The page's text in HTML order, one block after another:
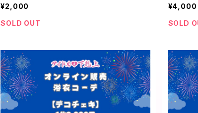
¥2,000
SOLD OUT
¥4,000
SOLD